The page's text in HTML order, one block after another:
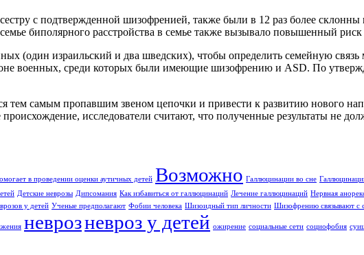
с подтвержденной шизофренией, также были в 12 раз более
биполярного расстройства в семье также вызывало повышенный риск
(один израильский и два шведских), чтобы определить семейную
военных, среди которых были имеющие шизофрению и ASD. По
тем самым пропавшим звеном цепочки и привести к развитию нового
исследователи считают, что полученные результаты не
в проведении оценки аутичных детей Возможно Галлюцинации во сне
Детские неврозы Дипсомания Как избавиться от галлюцинаций Лечение галлюцинаций Нервная
у детей Ученые предполагают Фобии человека Шизоидный тип личности Шизофрению связывают с
неврозневроз у детей ожирение социальные сети социофобия